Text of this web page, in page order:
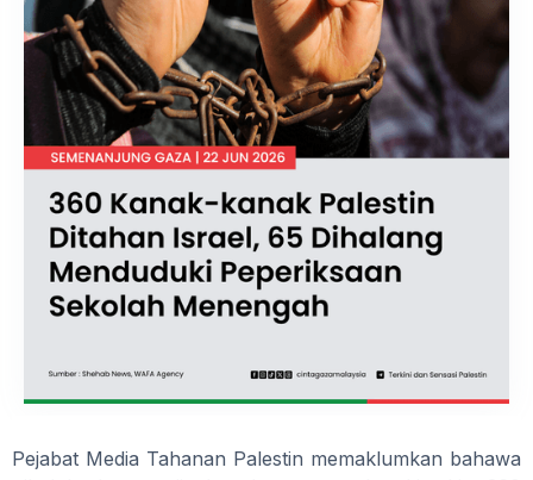
Pejabat Media Tahanan Palestin memaklumkan bahawa